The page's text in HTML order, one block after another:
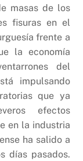
masas de los
fisuras en el
frente a
la economía
del
impulsando
que ya
efectos
en la industria
ha salido a
días pasados.